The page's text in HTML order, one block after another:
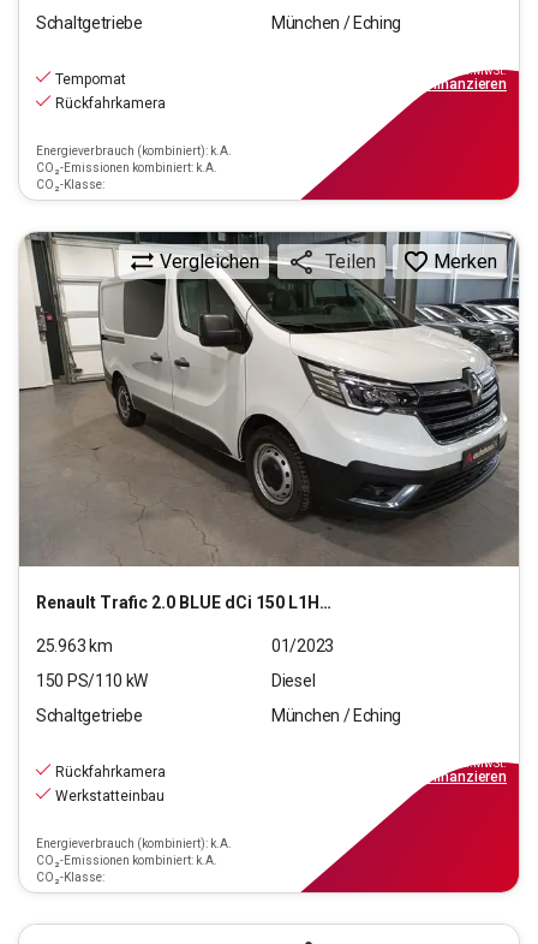
Schaltgetriebe
München / Eching
Tempomat
Rückfahrkamera
Energieverbrauch (kombiniert): k.A.
CO₂-Emissionen kombiniert: k.A.
CO₂-Klasse:
inkl.MwSt.
finanzieren
Renault Trafic 2.0 BLUE dCi 150 L1H1 3,0t Komfort
Vergleichen Teilen Merken
25.963 km
01/2023
150 PS/110 kW
Diesel
Schaltgetriebe
München / Eching
Rückfahrkamera
Werkstatteinbau
Energieverbrauch (kombiniert): k.A.
CO₂-Emissionen kombiniert: k.A.
CO₂-Klasse:
inkl.MwSt.
finanzieren